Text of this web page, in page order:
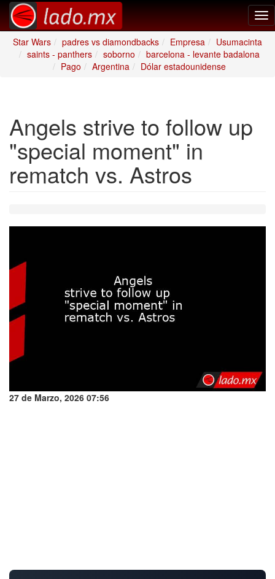
Star Wars
padres vs diamondbacks Empresa
Usumacinta
saints - panthers
soborno
barcelona - levante badalona
Pago
Argentina Dólar estadounidense
Angels strive to follow up
"special moment" in
rematch vs. Astros
27 de Marzo, 2026 07:56